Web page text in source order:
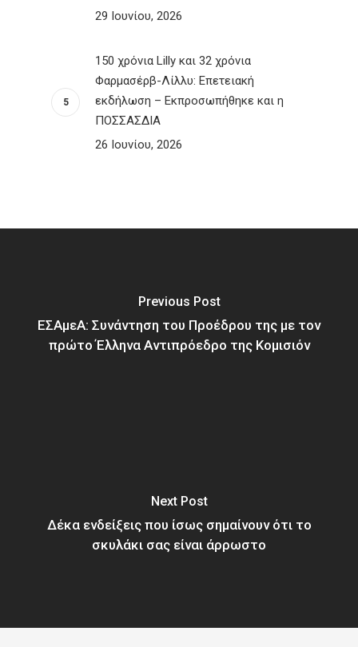
29 Ιουνίου, 2026
150 χρόνια Lilly και 32 χρόνια
Φαρμασέρβ-Λίλλυ: Eπετειακή
εκδήλωση – Εκπροσωπήθηκε και η
ΠΟΣΣΑΣΔΙΑ
26 Ιουνίου, 2026
Previous Post
ΕΣΑμεΑ: Συνάντηση του Προέδρου της με τον
πρώτο Έλληνα Αντιπρόεδρο της Κομισιόν
Next Post
Δέκα ενδείξεις που ίσως σημαίνουν ότι το
σκυλάκι σας είναι άρρωστο